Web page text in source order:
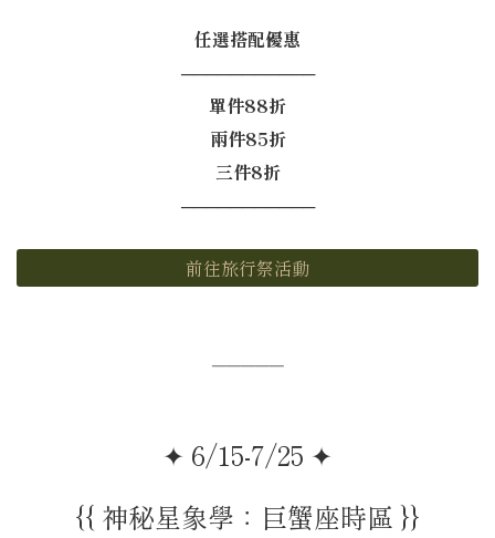
任選搭配優惠
───────────
單件88折
兩件85折
三件8折
───────────
前往旅行祭活動
─────
✦ 6/15-7/25 ✦
{{ 神秘星象學：巨蟹座時區 }}